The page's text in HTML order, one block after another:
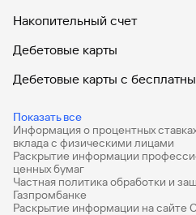
Накопительный счет
Дебетовые карты
Дебетовые карты с
Показать все
Банковские вклады на 3
Вклады с высоким процентом
Калькулятор вкладов
Информация о процентных
вклада с физическими лицами
Раскрытие информации
ценных бумаг
Частная политика обработки и
Газпромбанке
Раскрытие информации на